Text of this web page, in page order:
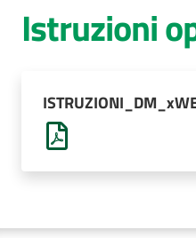
Luoghi di
cura
AUSL
Comunica
Istruzioni